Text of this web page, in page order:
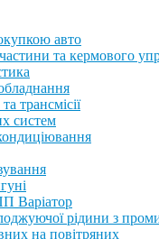
авто
та кермового
трансмісії
систем
Варіатор
рідини з
на повітряних